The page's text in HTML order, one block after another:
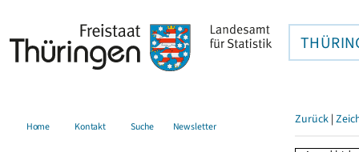
Home Kontakt Suche Newsletter Zurück |